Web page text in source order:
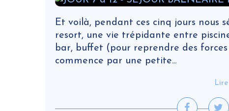
Et voilà, pendant ces cinq jours nous
resort, une vie trépidante entre
bar, buffet (pour reprendre des
commence par une petite...